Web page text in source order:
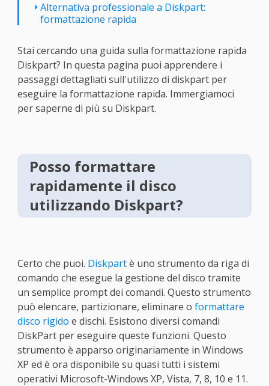
Alternativa professionale a Diskpart:
formattazione rapida
Stai cercando una guida sulla formattazione rapida
Diskpart? In questa pagina puoi apprendere i
passaggi dettagliati sull'utilizzo di diskpart per
eseguire la formattazione rapida. Immergiamoci
per saperne di più su Diskpart.
Posso formattare
rapidamente il disco
utilizzando Diskpart?
Certo che puoi. Diskpartè uno strumento da riga di
comando che esegue la gestione del disco tramite
un semplice prompt dei comandi. Questo strumento
può elencare, partizionare, eliminare o formattare
disco rigido e dischi. Esistono diversi comandi
DiskPart per eseguire queste funzioni. Questo
strumento è apparso originariamente in Windows
XP ed è ora disponibile su quasi tutti i sistemi
operativi Microsoft-Windows XP, Vista, 7, 8, 10 e 11.